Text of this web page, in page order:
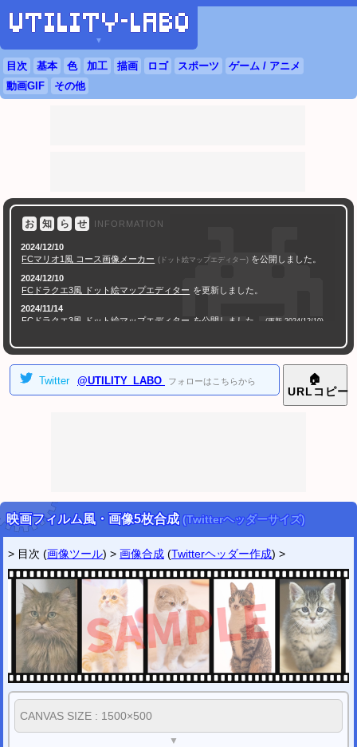
▼
目次 基本 色 加工 描画 ロゴ スポーツ
ゲーム / アニメ
動画GIF
その他
お 知 ら せ INFORMATION
2024/12/10
FCマリオ1風 コース画像メーカー (ドット絵マップエディター) を公開しました。
2024/12/10
FC ドラクエ3風 ドット絵マップエディター を更新しました。
2024/11/14
FC ドラクエ3風 ドット絵マップエディター を公開しました。(更新 2024/12/10)
2024/10/29
AI学習防止 ツイッター画像4分割ツール を公開しました。
ツイッター @utility_labo
新着などの情報を受け取りたい方はフォローして下さい。
Twitter @UTILITY_LABO フォローはこちらから
🏠
URL コピー
映画フィルム風・画像5枚合成(Twitterヘッダーサイズ)
> 目次 (画像ツール) > 画像合成 (Twitterヘッダー作成) >
CANVAS SIZE : 1500×500
▼